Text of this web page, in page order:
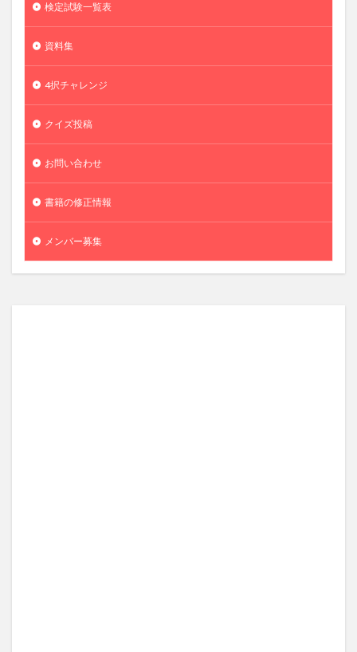
検定試験一覧表
資料集
4択チャレンジ
クイズ投稿
お問い合わせ
書籍の修正情報
メンバー募集